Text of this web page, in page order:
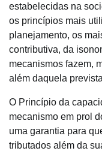
estabelecidas na
os princípios mais
planejamento, os
contributiva, da
mecanismos fazem,
além daquela
O Princípio da
mecanismo em prol
uma garantia para
tributados além da